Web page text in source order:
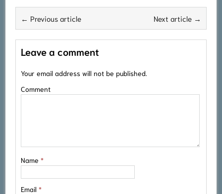
← Previous article Next article →
Leave a comment
Your email address will not be published.
Comment
Name*
Email*